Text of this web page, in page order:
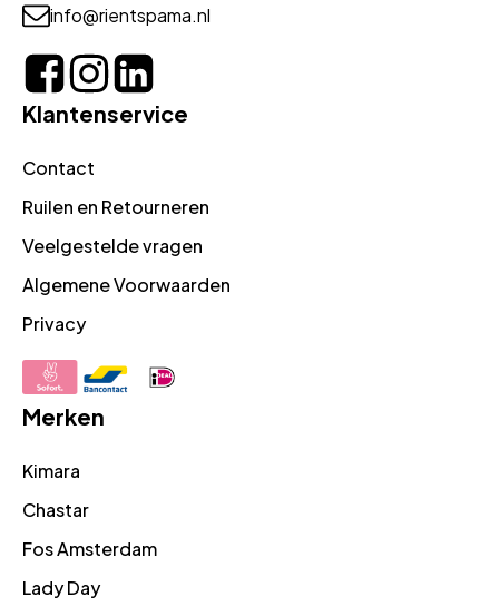
info@rientspama.nl
Klantenservice
Contact
Ruilen en Retourneren
Veelgestelde vragen
Algemene Voorwaarden
Privacy
Merken
Kimara
Chastar
Fos Amsterdam
Lady Day